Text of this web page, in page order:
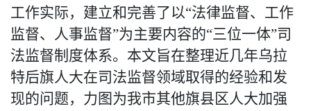
工作实际， 建立和完善了以“法律监督、工作
监督、人事监督”为主要内容的“三位一体”司
法监督制度体系。本文旨在整理近几年乌拉
特后旗人大在司法监督领域取得的经验和发
现的问题，力图为我市其他旗县区人大加强